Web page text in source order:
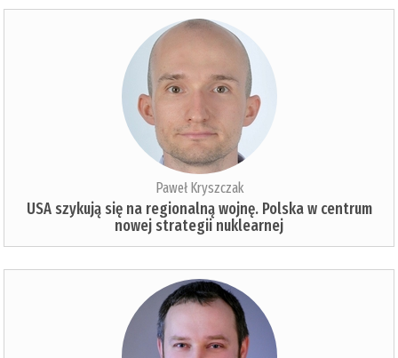
Paweł Kryszczak
USA szykują się na regionalną wojnę. Polska w centrum
nowej strategii nuklearnej